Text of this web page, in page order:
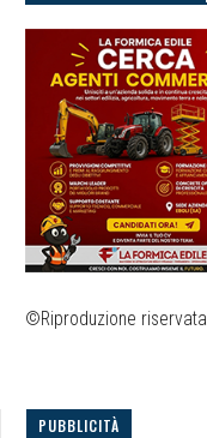
©Riproduzione riservata
PUBBLICITÀ